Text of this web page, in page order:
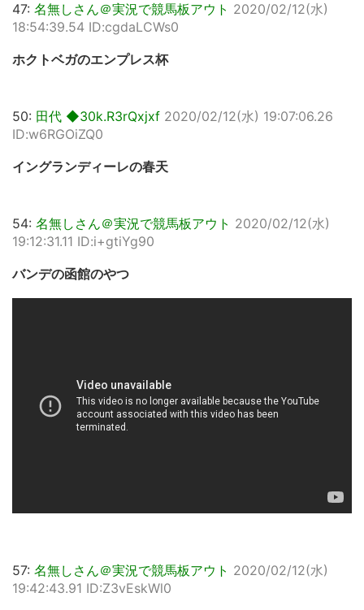
47: 名無しさん＠実況で競馬板アウト 2020/02/12(水)
18:54:39.54 ID:cgdaLCWs0
ホクトベガのエンプレス杯
50: 田代 ◆30k.R3rQxjxf 2020/02/12(水) 19:07:06.26
ID:w6RGOiZQ0
イングランディーレの春天
54: 名無しさん＠実況で競馬板アウト 2020/02/12(水)
19:12:31.11 ID:i+gtiYg90
バンデの函館のやつ
57: 名無しさん＠実況で競馬板アウト 2020/02/12(水)
19:42:43.91 ID:Z3vEskWl0